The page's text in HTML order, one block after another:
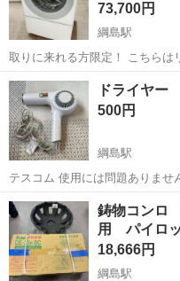
73,700円
綱島駅
取りに来れる方限定！ こちらは
鶴見店からの出品です。 アイテム名：7.0Kgドラム式洗濯乾燥機 メー
神奈川 横浜市 綱島駅
ドライヤー
500円
綱島駅
テスコム 使用には問題ありませ
解のあるかたお願いいたします
神奈川 横浜市 綱島駅
鋳物コン
用 パイロ
18,666円
綱島駅